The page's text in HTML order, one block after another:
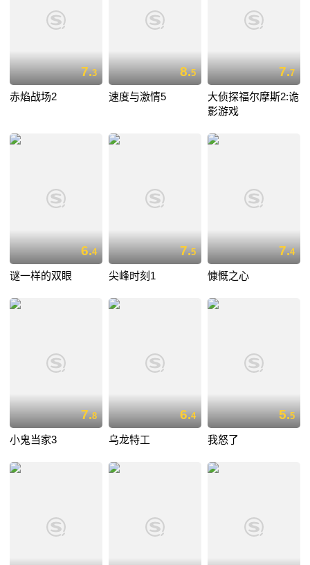
7.3
赤焰战场2
8.5
速度与激情5
7.7
大侦探福尔摩斯2:诡
影游戏
6.4
谜一样的双眼
7.5
尖峰时刻1
7.4
慷慨之心
7.8
小鬼当家3
6.4
乌龙特工
5.5
我怒了